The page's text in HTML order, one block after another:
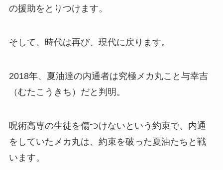
の援助をとりつけます。
そして、時代は再び、現代に戻ります。
2018年、夏油達の内通者は究極メカ丸こと与幸吉
（むたこうきち）だと判明。
呪術高専の生徒を傷つけないという約束で、内通
をしていたメカ丸は、約束を破った夏油たちと戦
います。